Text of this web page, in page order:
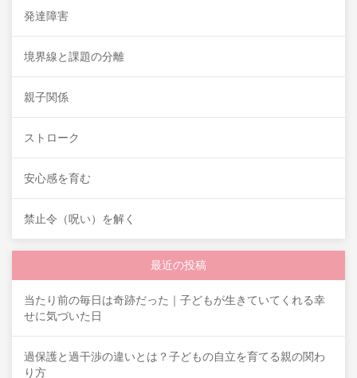
発達障害
境界線と課題の分離
親子関係
ストローク
安心感を育む
禁止令（呪い）を解く
最近の投稿
当たり前の毎日は奇跡だった｜子どもが生きていてくれる幸
せに気づいた日
過保護と過干渉の違いとは？子どもの自立を育てる親の関わ
り方